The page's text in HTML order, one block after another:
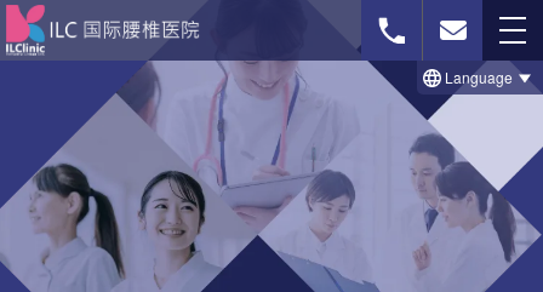
免费影像诊断 联系我们
Language